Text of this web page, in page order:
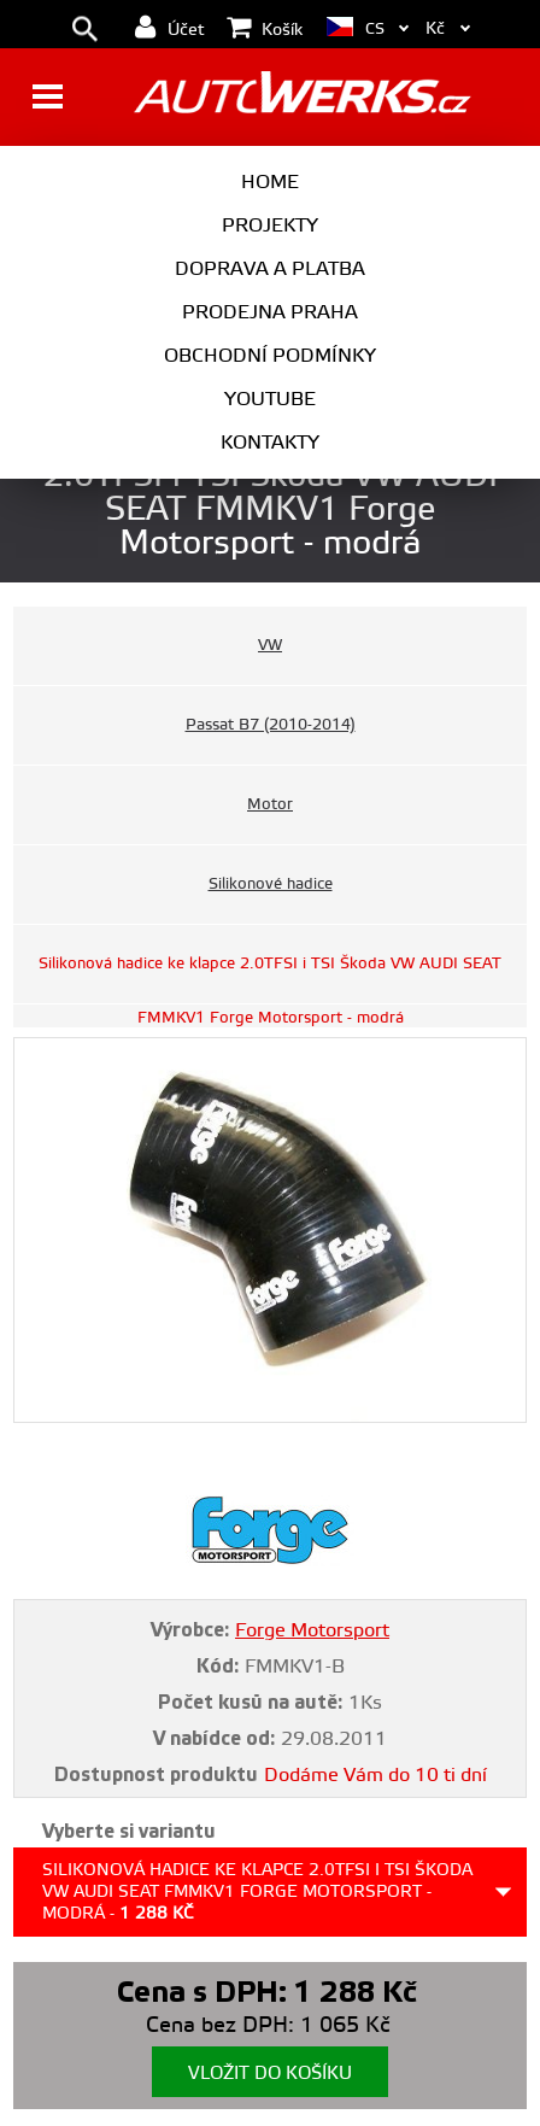
Účet Košík
HOME
PROJEKTY
DOPRAVA A PLATBA
PRODEJNA PRAHA
OBCHODNÍ PODMÍNKY
YOUTUBE
KONTAKTY
CS Kč
PODVOZEK
VÝFUK
INTERIÉR
AUTOKOSMETIKA
Silikonová hadice ke klapce
2.0TFSI i TSI Škoda VW AUDI
SEAT FMMKV1 Forge
Motorsport - modrá
VW
Passat B7 (2010-2014)
Motor
Silikonové hadice
Silikonová hadice ke klapce 2.0TFSI i TSI Škoda VW AUDI SEAT
FMMKV1 Forge Motorsport - modrá
Výrobce: Forge Motorsport
Kód: FMMKV1-B
Počet kusů na autě: 1Ks
V nabídce od: 29.08.2011
Dostupnost produktu Dodáme Vám do 10 ti dní
Vyberte si variantu
SILIKONOVÁ HADICE KE KLAPCE 2.0TFSI I TSI ŠKODA
VW AUDI SEAT FMMKV1 FORGE MOTORSPORT -
MODRÁ - 1 288 KČ
Cena s DPH: 1 288 Kč
Cena bez DPH: 1 065 Kč
VLOŽIT DO KOŠÍKU